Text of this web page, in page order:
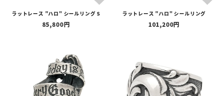
ラットレース "ハロ" シールリング S
85,800
ラットレース "ハロ" シールリング
101,200